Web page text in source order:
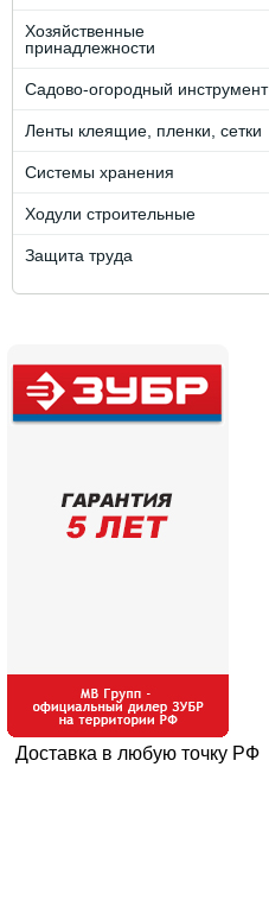
Хозяйственные
принадлежности
Садово-огородный инструмент
Ленты клеящие, пленки, сетки
Системы хранения
Ходули строительные
Защита труда
Доставка в любую точку РФ